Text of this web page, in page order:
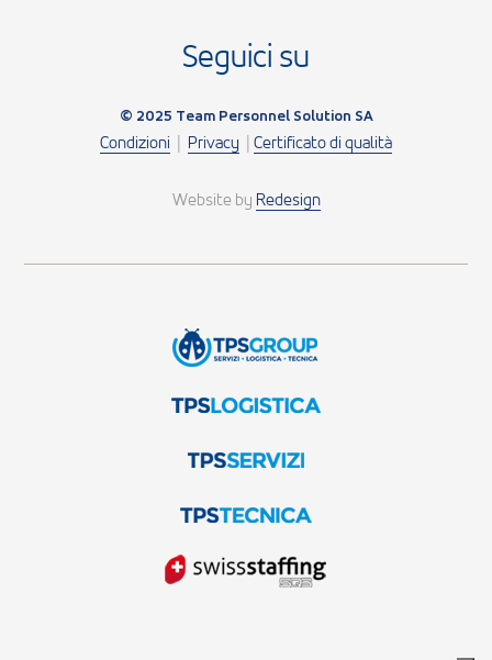
Seguici su
© 2025 Team Personnel Solution SA
Condizioni | Privacy | Certificato di qualità
Website by Redesign